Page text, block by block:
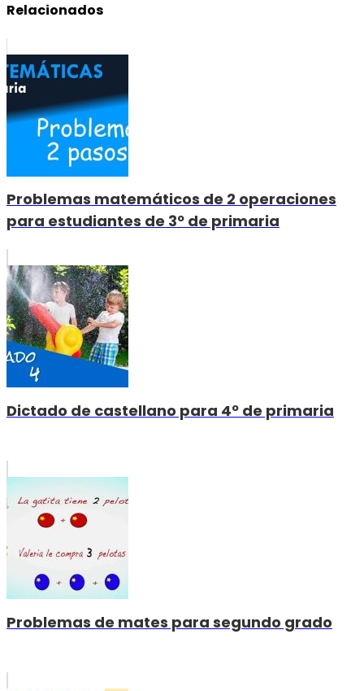
Relacionados
Problemas matemáticos de 2 operaciones
para estudiantes de 3º de primaria
Dictado de castellano para 4º de primaria
Problemas de mates para segundo grado